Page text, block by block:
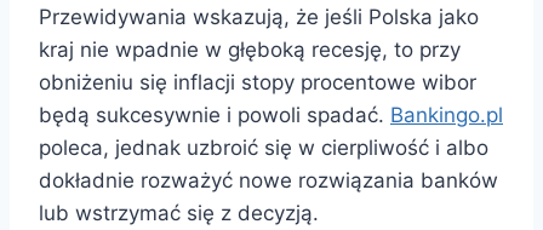
Przewidywania wskazują, że jeśli Polska jako
kraj nie wpadnie w głęboką recesję, to przy
obniżeniu się inflacji stopy procentowe wibor
będą sukcesywnie i powoli spadać. Bankingo.pl
poleca, jednak uzbroić się w cierpliwość i albo
dokładnie rozważyć nowe rozwiązania banków
lub wstrzymać się z decyzją.